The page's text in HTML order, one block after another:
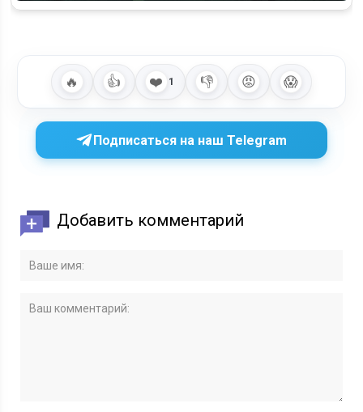
🔥 👍 ❤️ 1 👎 😡 😱
Подписаться на наш Telegram
Добавить комментарий